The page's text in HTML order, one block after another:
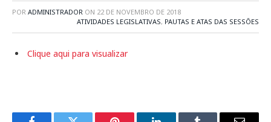
POR ADMINISTRADOR ON 22 DE NOVEMBRO DE 2018
ATIVIDADES LEGISLATIVAS, PAUTAS E ATAS DAS SESSÕES
Clique aqui para visualizar